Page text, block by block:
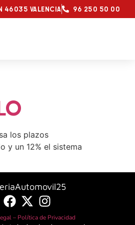
46035 VALENCIA 96 250 50 00
los plazos
y un 12% el sistema
– Política de Privacidad